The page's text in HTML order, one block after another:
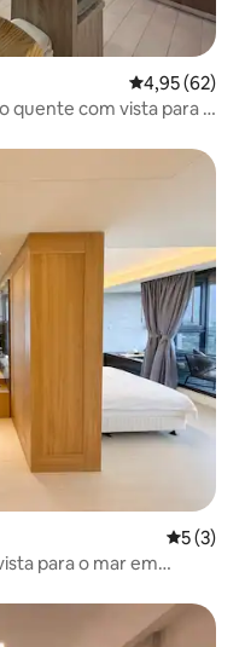
4,95 de uma
4,95 (62)
quente com vista para o
Tucheng | SnoozeMode
5 de
5 (3)
para o mar em